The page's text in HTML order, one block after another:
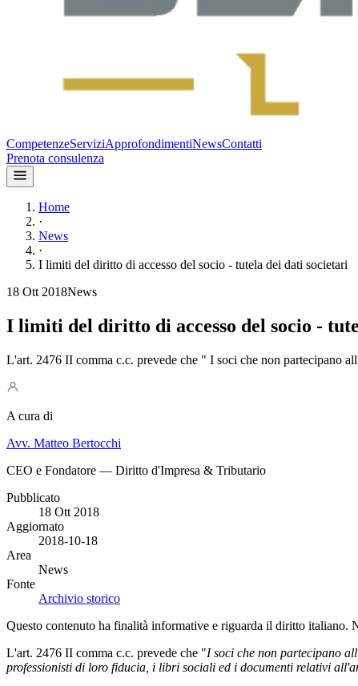
CompetenzeServiziApprofondimentiNewsContatti
Prenota consulenza
Home
·
News
·
I limiti del diritto di accesso del socio - tutela dei dati societari
18 Ott 2018News
I limiti del diritto di accesso del socio -
L'art. 2476 II comma c.c. prevede che " I soci che non partecipano
A cura di
Avv. Matteo Bertocchi
CEO e Fondatore — Diritto d'Impresa & Tributario
Pubblicato
18 Ott 2018
Aggiornato
2018-10-18
Area
News
Fonte
Archivio storico
Questo contenuto ha finalità informative e riguarda il diritto italiano.
L'art. 2476 II comma c.c. prevede che "I soci che non partecipano
professionisti di loro fiducia, i libri sociali ed i documenti relativi